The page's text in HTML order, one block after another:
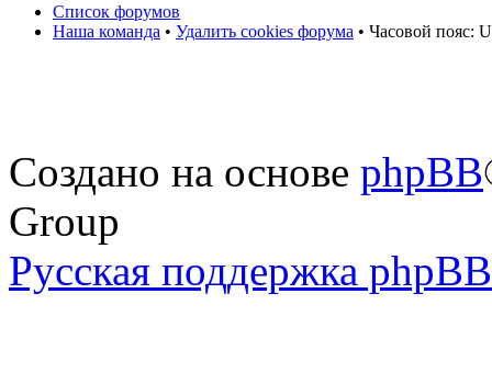
Список форумов
Наша команда • Удалить cookies форума • Часовой пояс:
Создано на основе phpBB
Group
Русская поддержка phpBB